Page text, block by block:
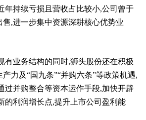
年持续亏损且营收占比较小,公司曾于
,进一步集中资源深耕核心优势业
有业务结构的同时,狮头股份还在积极
力及“国九条”“并购六条”等政策机遇,
过并购整合等资本运作手段,加快开辟
的利润增长点,提升上市公司盈利能